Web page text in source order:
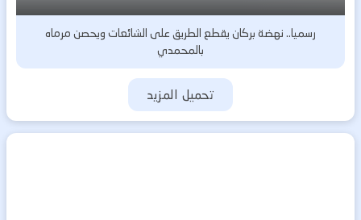
رسميا.. نهضة بركان يقطع الطريق على الشائعات ويحصن مرماه
بالمحمدي
تحميل المزيد